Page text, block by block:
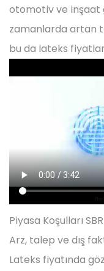
otomotiv ve inşaat
zamanlarda artan
bu da lateks
Piyasa Koşulları
Arz, talep ve dış
Lateks fiyatında